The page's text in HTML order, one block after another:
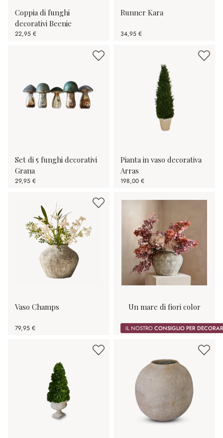
Coppia di funghi
decorativi Beenie
22,95 €
Runner Kara
34,95 €
Set di 5 funghi decorativi
Grana
29,95 €
Pianta in vaso decorativa
Arras
198,00 €
Vaso Champs
79,95 € IL NOSTROCONSIGLIO PER
Un mare di fiori color